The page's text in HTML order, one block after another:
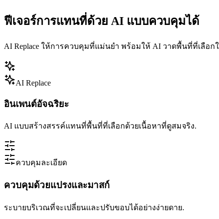
ฟีเจอร์การแทนที่ด้วย AI แบบควบคุมได้
AI Replace ให้การควบคุมที่แม่นยำ พร้อมให้ AI วาดพื้นที่ที่เลือก
AI Replace
อินเพนต์อัจฉริยะ
AI แบบสร้างสรรค์แทนที่พื้นที่ที่เลือกด้วยเนื้อหาที่ดูสมจริง.
ควบคุมละเอียด
ควบคุมด้วยแปรงและมาสก์
ระบายบริเวณที่จะเปลี่ยนและปรับขอบได้อย่างง่ายดาย.